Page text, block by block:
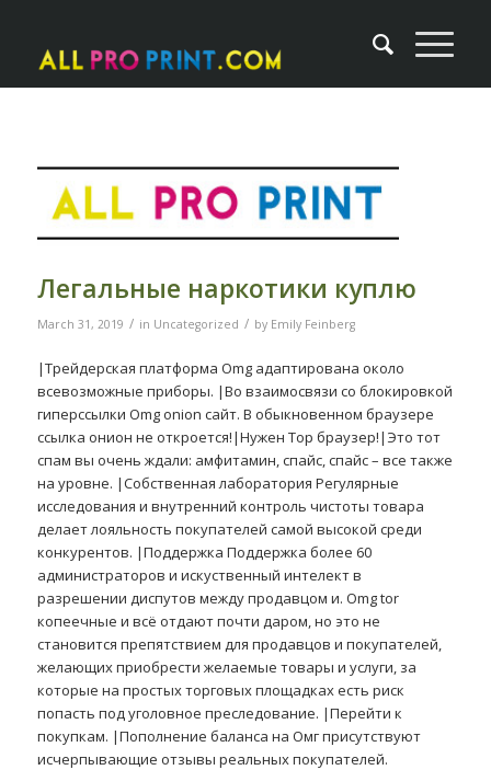
Легальные наркотики куплю
March 31, 2019 / in Uncategorized / by Emily Feinberg
|Трейдерская платформа Omg адаптирована около
всевозможные приборы. |Во взаимосвязи со блокировкой
гиперссылки Omg onion сайт. В обыкновенном браузере
ссылка онион не откроется!|Нужен Тор браузер!|Это тот
спам вы очень ждали: амфитамин, спайс, спайс – все также
на уровне. |Собственная лаборатория Регулярные
исследования и внутренний контроль чистоты товара
делает лояльность покупателей самой высокой среди
конкурентов. |Поддержка Поддержка более 60
администраторов и искуственный интелект в
разрешении диспутов между продавцом и. Omg tor
копеечные и всё отдают почти даром, но это не
становится препятствием для продавцов и покупателей,
желающих приобрести желаемые товары и услуги, за
которые на простых торговых площадках есть риск
попасть под уголовное преследование. |Перейти к
покупкам. |Пополнение баланса на Омг присутствуют
исчерпывающие отзывы реальных покупателей.